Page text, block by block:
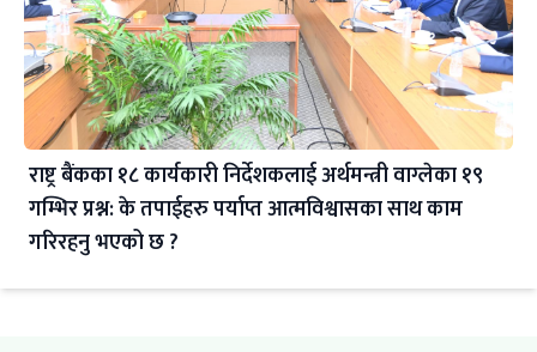
राष्ट्र बैंकका १८ कार्यकारी निर्देशकलाई अर्थमन्त्री वाग्लेका १९
गम्भिर प्रश्न: के तपाईहरु पर्याप्त आत्मविश्वासका साथ काम
गरिरहनु भएको छ ?